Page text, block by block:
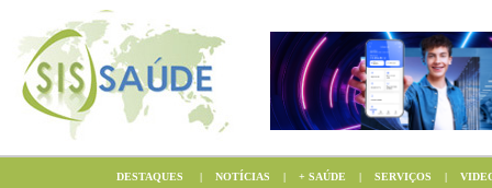
DESTAQUES | NOTÍCIAS | + SAÚDE | SERVIÇOS |